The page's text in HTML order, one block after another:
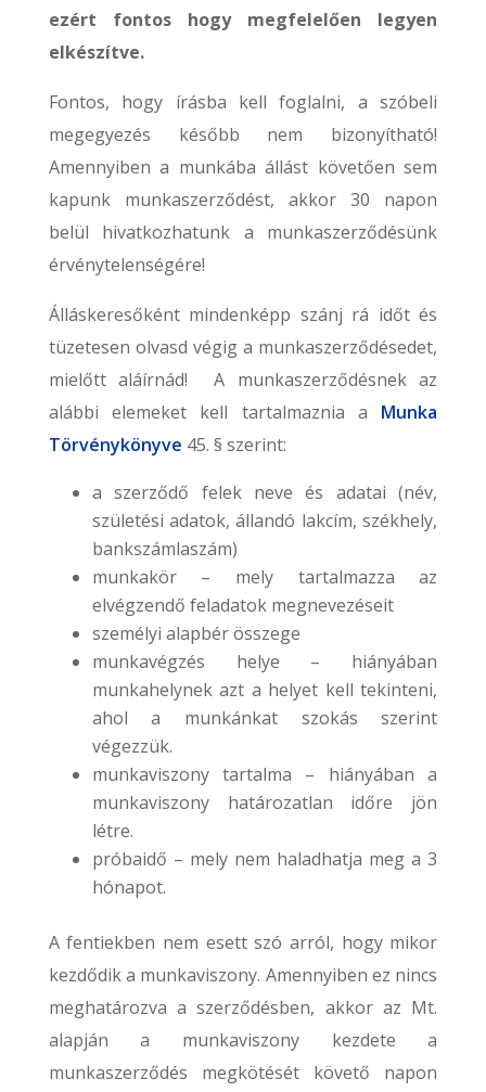
ezért fontos hogy megfelelően legyen
elkészítve.
Fontos, hogy írásba kell foglalni, a szóbeli
megegyezés később nem bizonyítható!
Amennyiben a munkába állást követően sem
kapunk munkaszerződést, akkor 30 napon
belül hivatkozhatunk a munkaszerződésünk
érvénytelenségére!
Álláskeresőként mindenképp szánj rá időt és
tüzetesen olvasd végig a munkaszerződésedet,
mielőtt aláírnád! A munkaszerződésnek az
alábbi elemeket kell tartalmaznia a Munka
Törvénykönyve 45. § szerint:
a szerződő felek neve és adatai (név,
születési adatok, állandó lakcím, székhely,
bankszámlaszám)
munkakör – mely tartalmazza az
elvégzendő feladatok megnevezéseit
személyi alapbér összege
munkavégzés helye – hiányában
munkahelynek azt a helyet kell tekinteni,
ahol a munkánkat szokás szerint
végezzük.
munkaviszony tartalma – hiányában a
munkaviszony határozatlan időre jön
létre.
próbaidő – mely nem haladhatja meg a 3
hónapot.
A fentiekben nem esett szó arról, hogy mikor
kezdődik a munkaviszony. Amennyiben ez nincs
meghatározva a szerződésben, akkor az Mt.
alapján a munkaviszony kezdete a
munkaszerződés megkötését követő napon